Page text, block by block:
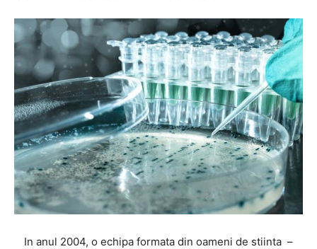
In anul 2004, o echipa formata din oameni de stiinta –